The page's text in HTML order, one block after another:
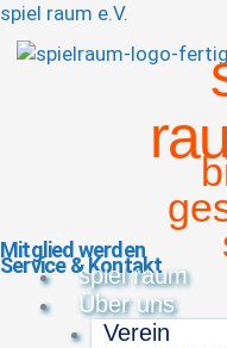
spiel raum e.V.
Mitglied werden
Service & Kontakt
Menü
spiel raum
Über uns
Verein